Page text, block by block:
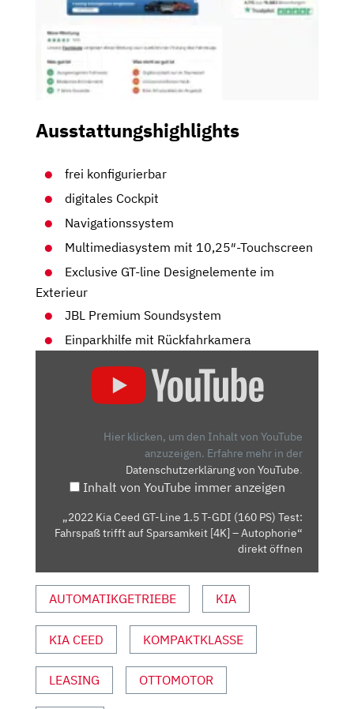
Ausstattungshighlights
frei konfigurierbar
digitales Cockpit
Navigationssystem
Multimediasystem mit 10,25″-Touchscreen
Exclusive GT-line Designelemente im
Exterieur
JBL Premium Soundsystem
Einparkhilfe mit Rückfahrkamera
RIFFT A
UF S
PARSAMKEIT [
4K] –
UTOPHORIE“ V
ON Y
Hier klicken, um den Inhalt von YouTube
anzuzeigen. Erfahre mehr in der
Datenschutzerklärung von YouTube.
Inhalt von YouTube immer anzeigen
„2022 Kia Ceed GT-Line 1.5 T-GDI (160 PS) Test:
Fahrspaß trifft auf Sparsamkeit [4K] – Autophorie“
direkt öffnen
AUTOMATIKGETRIEBE KIA
KIA CEED KOMPAKTKLASSE
LEASING OTTOMOTOR